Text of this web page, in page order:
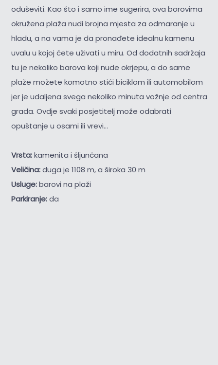
oduševiti. Kao što i samo ime sugerira, ova borovima
okružena plaža nudi brojna mjesta za odmaranje u
hladu, a na vama je da pronađete idealnu kamenu
uvalu u kojoj ćete uživati u miru. Od dodatnih sadržaja
tu je nekoliko barova koji nude okrjepu, a do same
plaže možete komotno stići biciklom ili automobilom
jer je udaljena svega nekoliko minuta vožnje od centra
grada. Ovdje svaki posjetitelj može odabrati
opuštanje u osami ili vrevi...
Vrsta:kamenita i šljunčana
Veličina:duga je 1108 m, a široka 30 m
Usluge:barovi na plaži
Parkiranje:da